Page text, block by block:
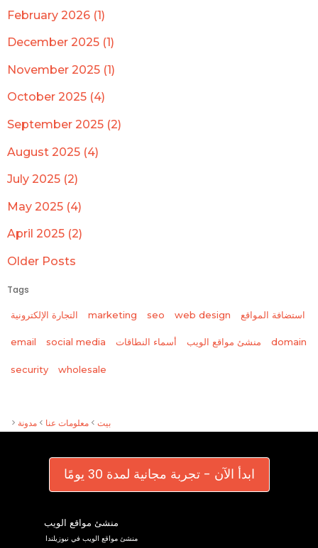
February 2026 (1)
December 2025 (1)
November 2025 (1)
October 2025 (4)
September 2025 (2)
August 2025 (4)
July 2025 (2)
May 2025 (4)
April 2025 (2)
Older Posts
Tags
التجارة الإلكترونية marketing seo web design استضافة المواقع
email social media أسماء النطاقات منشئ مواقع الويب domain
security wholesale
> بيت > معلومات عنا > مدونة
ابدأ الآن - تجربة مجانية لمدة 30 يومًا
منشئ مواقع الويب
منشئ مواقع الويب في نيوزيلندا